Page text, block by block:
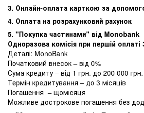
3. Онлайн-оплата карткою за
4. Оплата на розрахунковий рахунок
5. "Покупка частинами" від Monobank
Одноразова комісія при першій оплаті
Деталі: MonoBank
Початковий внесок – від 0%
Сума кредиту – від 1 грн. до 200 000 грн.
Термін кредитування – до 3 місяців
Погашення – щомісяця
Можливе дострокове погашення без